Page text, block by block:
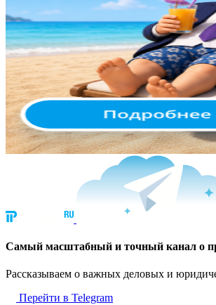
Cамый масштабный и точный канал о
Рассказываем о важных деловых и
Перейти в Telegram